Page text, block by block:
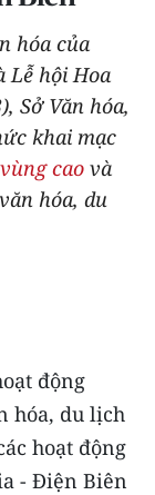
hóa của
Lễ hội Hoa
Sở Văn hóa,
khai mạc
cao và
hóa, du
động
hóa, du lịch
hoạt động
- Điện Biên